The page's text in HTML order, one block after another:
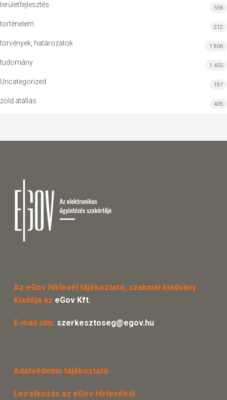
területfejlesztés 556
történelem 212
törvények, határozatok 1 806
tudomány 1 455
Uncategorized 197
zöld átállás 405
Az eGov Hírlevél tájékoztató, szakmai kiadvány.
Kiadója az eGov Kft.
E-mail cím: szerkesztoseg@egov.hu
Adatvédelmi tájékoztató
Leiratkozás az eGov Hírlevélről